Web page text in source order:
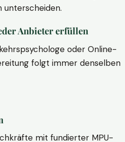
unterscheiden.
Anbieter erfüllen
oder Online-
folgt immer denselben
mit fundierter MPU-